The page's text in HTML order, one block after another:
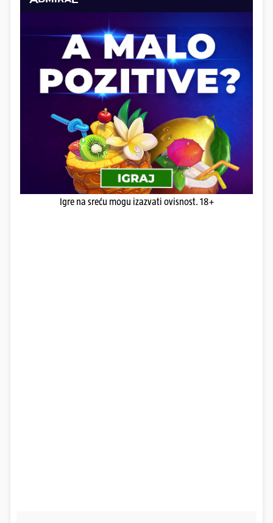
Igre na sreću mogu izazvati ovisnost. 18+